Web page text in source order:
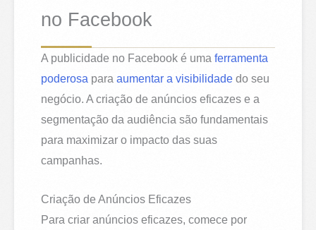
no Facebook
A publicidade no Facebook é umaferramenta
poderosa paraaumentar a visibilidade do seu
negócio. A criação de anúncios eficazes e a
segmentação da audiência são fundamentais
para maximizar o impacto das suas
campanhas.
Criação de Anúncios Eficazes
Para criar anúncios eficazes, comece por